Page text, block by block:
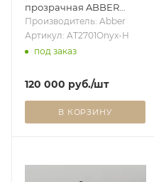
прозрачная ABBER
Kristall AT2701Onyx-H
черная
Производитель: Abber
Артикул: AT2701Onyx-H
под заказ
120 000 руб./шт
В КОРЗИНУ